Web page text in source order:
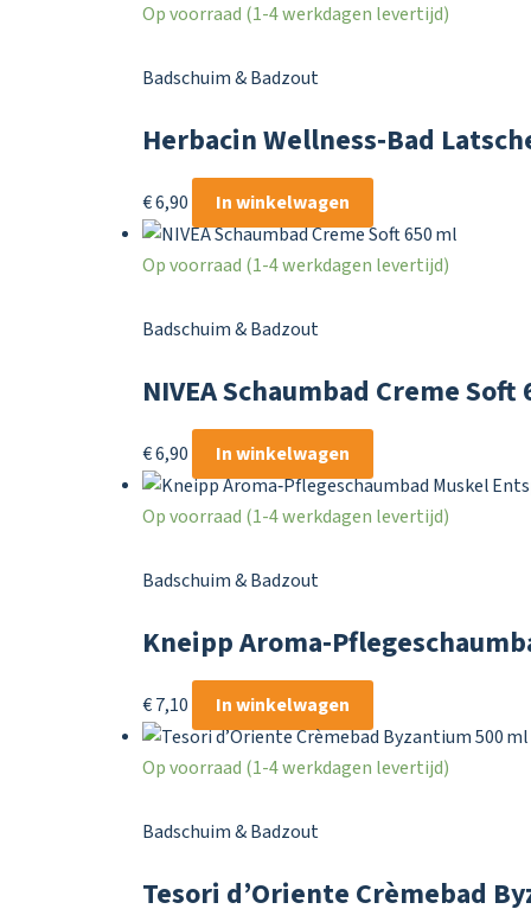
Op voorraad (1-4 werkdagen levertijd)
Badschuim & Badzout
Herbacin Wellness‑Bad
€6,90 In winkelwagen
Op voorraad (1-4 werkdagen levertijd)
Badschuim & Badzout
NIVEA Schaumbad Creme Soft
€6,90 In winkelwagen
Op voorraad (1-4 werkdagen levertijd)
Badschuim & Badzout
Kneipp
€7,10 In winkelwagen
Op voorraad (1-4 werkdagen levertijd)
Badschuim & Badzout
Tesori d’Oriente Crèmebad